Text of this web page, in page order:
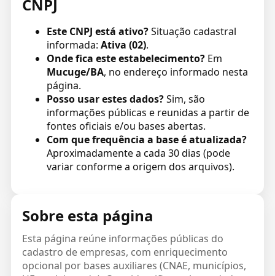
CNPJ
Este CNPJ está ativo?Situação cadastral
informada: Ativa (02).
Onde fica este estabelecimento?Em
Mucuge/BA, no endereço informado nesta
página.
Posso usar estes dados?Sim, são
informações públicas e reunidas a partir de
fontes oficiais e/ou bases abertas.
Com que frequência a base é atualizada?
Aproximadamente a cada 30 dias (pode
variar conforme a origem dos arquivos).
Sobre esta página
Esta página reúne informações públicas do
cadastro de empresas, com enriquecimento
opcional por bases auxiliares (CNAE, municípios,